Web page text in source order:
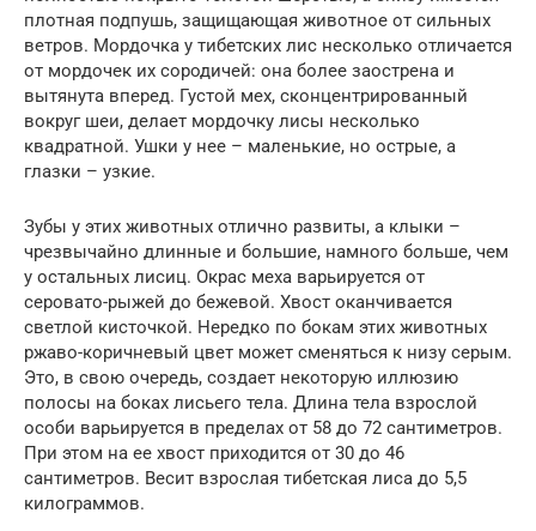
плотная подпушь, защищающая животное от сильных
ветров. Мордочка у тибетских лис несколько отличается
от мордочек их сородичей: она более заострена и
вытянута вперед. Густой мех, сконцентрированный
вокруг шеи, делает мордочку лисы несколько
квадратной. Ушки у нее – маленькие, но острые, а
глазки – узкие.
Зубы у этих животных отлично развиты, а клыки –
чрезвычайно длинные и большие, намного больше, чем
у остальных лисиц. Окрас меха варьируется от
серовато-рыжей до бежевой. Хвост оканчивается
светлой кисточкой. Нередко по бокам этих животных
ржаво-коричневый цвет может сменяться к низу серым.
Это, в свою очередь, создает некоторую иллюзию
полосы на боках лисьего тела. Длина тела взрослой
особи варьируется в пределах от 58 до 72 сантиметров.
При этом на ее хвост приходится от 30 до 46
сантиметров. Весит взрослая тибетская лиса до 5,5
килограммов.